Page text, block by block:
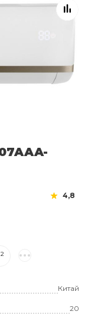
4,8
Китай
20